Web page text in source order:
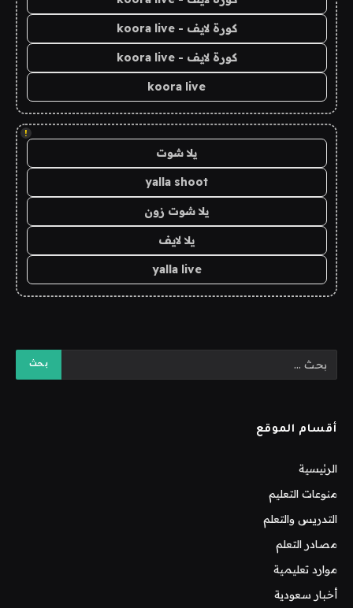
كورة لايف - koora live
كورة لايف - koora live
koora live
!
يلا شوت
yalla shoot
يلا شوت زون
يلا لايف
yalla live
أقسام الموقع
الرئيسية
منوعات التعليم
التدريس والتعلم
مصادر التعلم
موارد تعليمية
أخبار سعودية